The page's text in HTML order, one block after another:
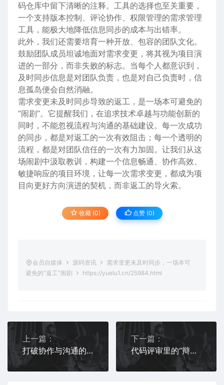
码仓库中留下清晰的注释。工具的选择也至关重要，
一个支持版本控制、评论协作、权限管理的需求管理
工具，能极大地降低信息同步的成本与出错率。
此外，我们还需要培育一种开放、包容的团队文化。
鼓励团队成员坦诚地面对需求变更，将其视为项目演
进的一部分，而非失败的标志。当每个人都意识到，
及时同步信息是对团队负责，也是对自己负责时，信
息孤岛便会自然消融。
需求变更未及时同步导致的返工，是一场本可避免的
“闹剧”。它提醒我们，在追求技术卓越与功能创新的
同时，不能忽视流程与沟通的基础建设。每一次成功
的同步，都是对返工的一次有效阻击；每一个透明的
流程，都是对团队信任的一次有力加固。让我们从这
场闹剧中汲取教训，构建一个信息畅通、协作高效、
敏捷响应的项目环境，让每一次需求变更，都成为项
目向更好方向演进的契机，而非返工的导火索。
收藏 (0) 点赞 (0)
会员自媒体 源码资讯
需求变更未及时同步，一场本可
避免的“返工”闹剧
https://yuelu1.cn/25984.html
上一篇：
打破协作与沟通的“隐形墙”：构建高效团队的密钥
下一篇：
代码评审里的“辩论赛”：如何把分歧变成团队成长的阶梯